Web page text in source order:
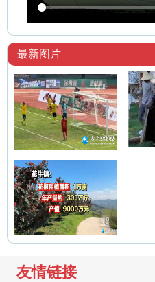
最新图片
友情链接